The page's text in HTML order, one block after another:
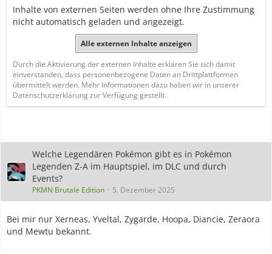
Inhalte von externen Seiten werden ohne Ihre Zustimmung
nicht automatisch geladen und angezeigt.
Alle externen Inhalte anzeigen
Durch die Aktivierung der externen Inhalte erklären Sie sich damit
einverstanden, dass personenbezogene Daten an Drittplattformen
übermittelt werden. Mehr Informationen dazu haben wir in unserer
Datenschutzerklärung zur Verfügung gestellt.
Welche Legendären Pokémon gibt es in Pokémon
Legenden Z-A im Hauptspiel, im DLC und durch
Events?
PKMN Brutale Edition 5. Dezember 2025
Bei mir nur Xerneas, Yveltal, Zygarde, Hoopa, Diancie, Zeraora
und Mewtu bekannt.